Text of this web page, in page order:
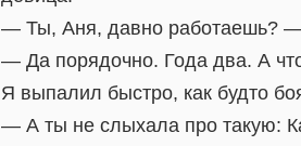
— Ты, Аня, давно работаешь?
— Да порядочно. Года два. А
Я выпалил быстро, как будто
— А ты не слыхала про такую: